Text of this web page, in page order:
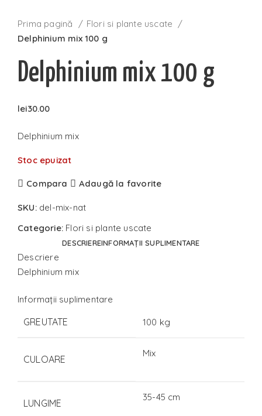
Prima pagină
Flori si plante uscate
Delphinium mix 100 g
Delphinium mix 100 g
lei30.00
Delphinium mix
Stoc epuizat
Compara Adaugă la favorite
SKU: del-mix-nat
Categorie: Flori si plante uscate
DESCRIEREINFORMAȚII SUPLIMENTARE
Descriere
Delphinium mix
Informații suplimentare
GREUTATE 100 kg
CULOARE
Mix
LUNGIME
35-45 cm